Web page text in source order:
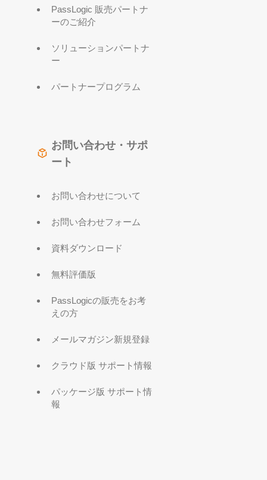
PassLogic 販売パートナ
ーのご紹介
ソリューションパートナ
ー
パートナープログラム
お問い合わせ・サポ
ート
お問い合わせについて
お問い合わせフォーム
資料ダウンロード
無料評価版
PassLogicの販売をお考
えの方
メールマガジン新規登録
クラウド版 サポート情報
パッケージ版 サポート情
報